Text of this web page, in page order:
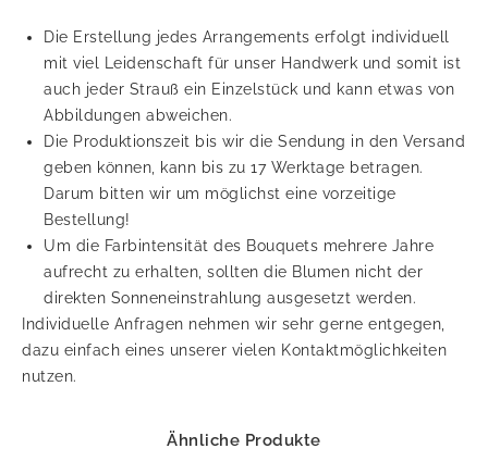
Die Erstellung jedes Arrangements erfolgt individuell
mit viel Leidenschaft für unser Handwerk und somit ist
auch jeder Strauß ein Einzelstück und kann etwas von
Abbildungen abweichen.
Die Produktionszeit bis wir die Sendung in den Versand
geben können, kann bis zu 17 Werktage betragen.
Darum bitten wir um möglichst eine vorzeitige
Bestellung!
Um die Farbintensität des Bouquets mehrere Jahre
aufrecht zu erhalten, sollten die Blumen nicht der
direkten Sonneneinstrahlung ausgesetzt werden.
Individuelle Anfragen nehmen wir sehr gerne entgegen,
dazu einfach eines unserer vielen Kontaktmöglichkeiten
nutzen.
Ähnliche Produkte